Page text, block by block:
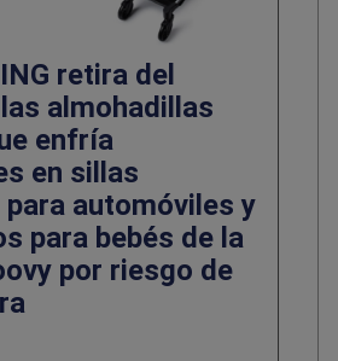
retira del
almohadillas
enfría
en sillas
automóviles y
para bebés de la
por riesgo de